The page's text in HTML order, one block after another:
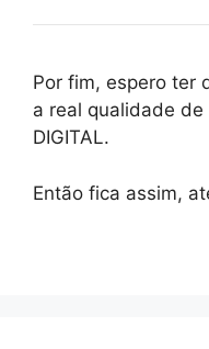
Por fim, espero ter
a real qualidade de
DIGITAL.
Então fica assim,